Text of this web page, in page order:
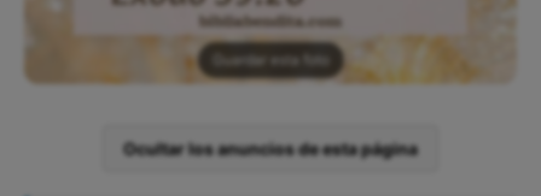
Guardar esta foto
Ocultar los anuncios de esta página